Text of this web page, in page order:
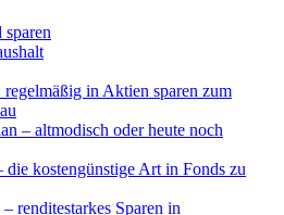
in Aktien sparen zum
– altmodisch oder heute noch
die kostengünstige Art in Fonds zu
renditestarkes Sparen in